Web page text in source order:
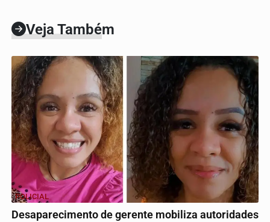
Veja Também
POLICIAL
Desaparecimento de gerente mobiliza autoridades